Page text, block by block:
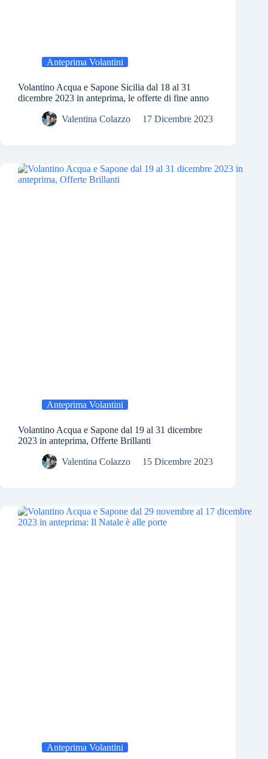
Anteprima Volantini
Volantino Acqua e Sapone Sicilia dal 18 al 31
dicembre 2023 in anteprima, le offerte di fine anno
Valentina Colazzo 17 Dicembre 2023
Anteprima Volantini
Volantino Acqua e Sapone dal 19 al 31 dicembre
2023 in anteprima, Offerte Brillanti
Valentina Colazzo 15 Dicembre 2023
Anteprima Volantini